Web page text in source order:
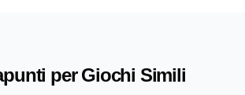
per Giochi Simili